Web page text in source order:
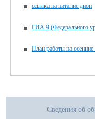
ссылка на питание дион
ГИА 9 (Федерального
План работы на
Сведения об